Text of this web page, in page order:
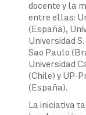
docente y la
entre ellas:
(España),
Universidad
Sao Paulo
Universidad
(Chile) y UP-
(España).
La iniciativa